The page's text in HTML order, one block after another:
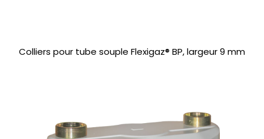
Colliers pour tube souple Flexigaz® BP, largeur 9 mm